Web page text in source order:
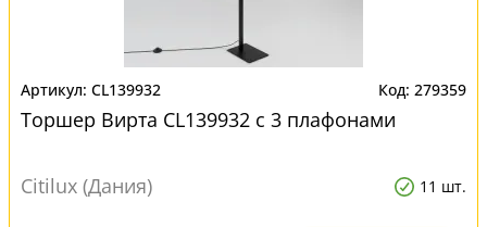
CL139932 279359
Торшер Вирта CL139932 с 3 плафонами
Citilux (Дания) 11 шт.